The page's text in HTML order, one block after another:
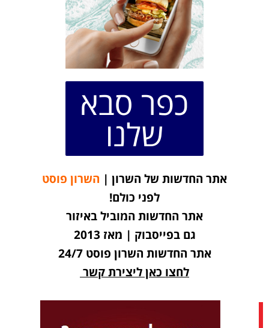
כפר סבא
שלנו
אתר החדשות של השרון | השרון פוסט
לפני כולם!
אתר החדשות המוביל באיזור
גם בפייסבוק | מאז 2013
אתר החדשות השרון פוסט 24/7
לחצו כאן ליצירת קשר